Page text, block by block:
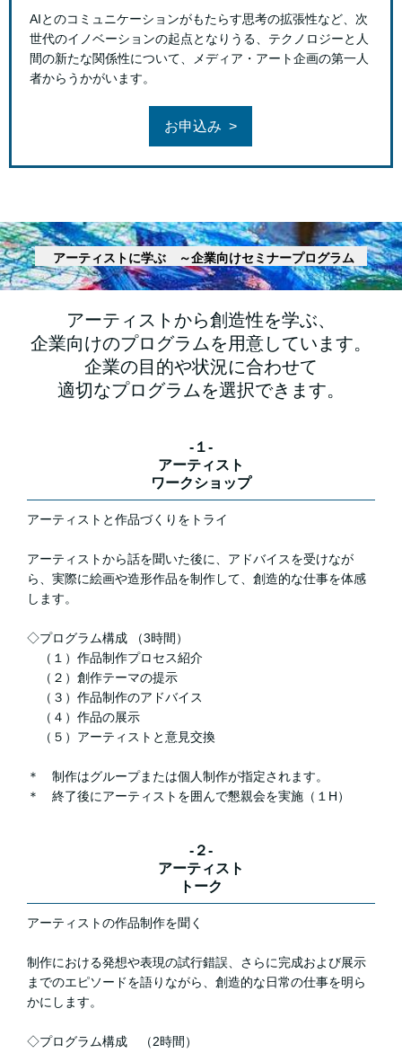
AIとのコミュニケーションがもたらす思考の拡張性など、次
世代のイノベーションの起点となりうる、テクノロジーと人
間の新たな関係性について、メディア・アート企画の第一人
者からうかがいます。
お申込み
アーティストに学ぶ ～企業向けセミナープログラム
アーティストから創造性を学ぶ、
企業向けのプログラムを用意しています。
企業の目的や状況に合わせて
適切なプログラムを選択できます。
-１-
アーティスト
ワークショップ
アーティストと作品づくりをトライ
アーティストから話を聞いた後に、アドバイスを受けなが
ら、実際に絵画や造形作品を制作して、創造的な仕事を体感
します。
◇プログラム構成 （3時間）
（１）作品制作プロセス紹介
（２）創作テーマの提示
（３）作品制作のアドバイス
（４）作品の展示
（５）アーティストと意見交換
＊ 制作はグループまたは個人制作が指定されます。
＊ 終了後にアーティストを囲んで懇親会を実施（１H）
-２-
アーティスト
トーク
アーティストの作品制作を聞く
制作における発想や表現の試行錯誤、さらに完成および展示
までのエピソードを語りながら、創造的な日常の仕事を明ら
かにします。
◇プログラム構成 （2時間）